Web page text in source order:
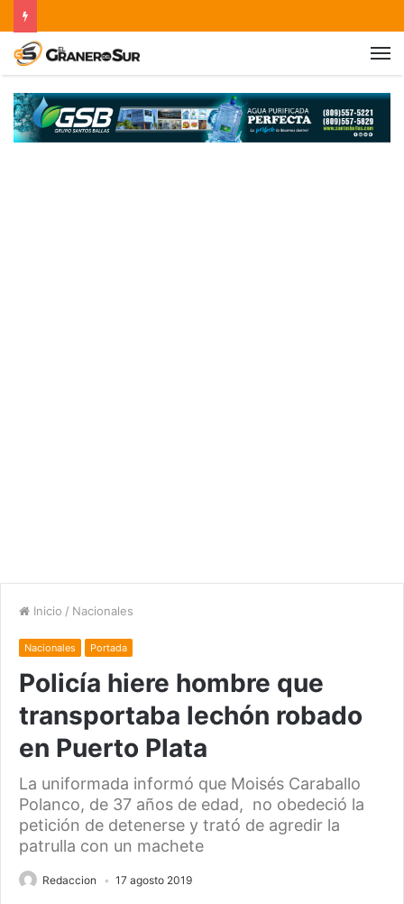
Inicio / Nacionales
Nacionales Portada
Policía hiere hombre que
transportaba lechón robado
en Puerto Plata
La uniformada informó que Moisés Caraballo
Polanco, de 37 años de edad, no obedeció la
petición de detenerse y trató de agredir la
patrulla con un machete
Redaccion 17 agosto 2019